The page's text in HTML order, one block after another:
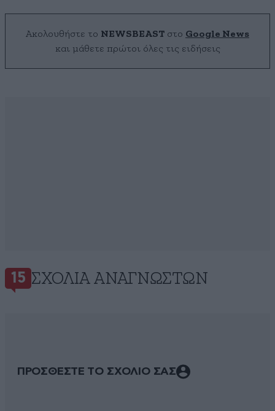
Ακολουθήστε το NEWSBEAST στο Google News
και μάθετε πρώτοι όλες τις ειδήσεις
15 ΣΧΌΛΙΑ ΑΝΑΓΝΩΣΤΏΝ
ΠΡΟΣΘΕΣΤΕ ΤΟ ΣΧΟΛΙΟ ΣΑΣ